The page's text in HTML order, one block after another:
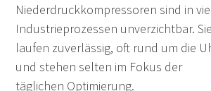
Niederdruckkompressoren sind in
Industrieprozessen unverzichtbar. Sie
laufen zuverlässig, oft rund um die
und stehen selten im Fokus der
täglichen Optimierung.